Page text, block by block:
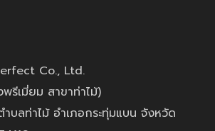
Co., Ltd.
รีเมี่ยม สาขาท่าไม้)
บลท่าไม้ อำเภอกระทุ่มแบน จังหวัด